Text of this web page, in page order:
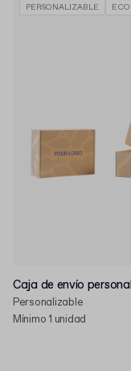
PERSONALIZABLE
Caja de envío
Personalizable
Mínimo 1 unidad